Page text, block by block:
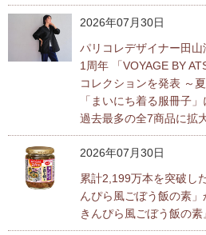
へ
ま
2026年07月30日
パリコレデザイナー田
1周年 「VOYAGE BY
コレクションを発表 ～
「まいにち着る服冊子
過去最多の全7商品に拡
2026年07月30日
累計2,199万本を突破し
んぴら風ごぼう飯の素
きんぴら風ごぼう飯の